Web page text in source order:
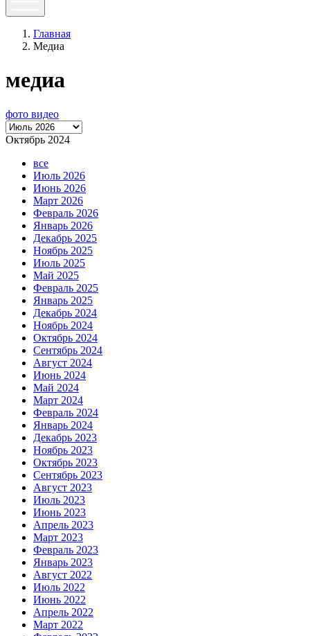
Главная
Медиа
медиа
фото видео
Октябрь 2024
все
Июль 2026
Июнь 2026
Март 2026
Февраль 2026
Январь 2026
Декабрь 2025
Ноябрь 2025
Июль 2025
Май 2025
Февраль 2025
Январь 2025
Декабрь 2024
Ноябрь 2024
Октябрь 2024
Сентябрь 2024
Август 2024
Июнь 2024
Май 2024
Март 2024
Февраль 2024
Январь 2024
Декабрь 2023
Ноябрь 2023
Октябрь 2023
Сентябрь 2023
Август 2023
Июль 2023
Июнь 2023
Апрель 2023
Март 2023
Февраль 2023
Январь 2023
Август 2022
Июль 2022
Июнь 2022
Апрель 2022
Март 2022